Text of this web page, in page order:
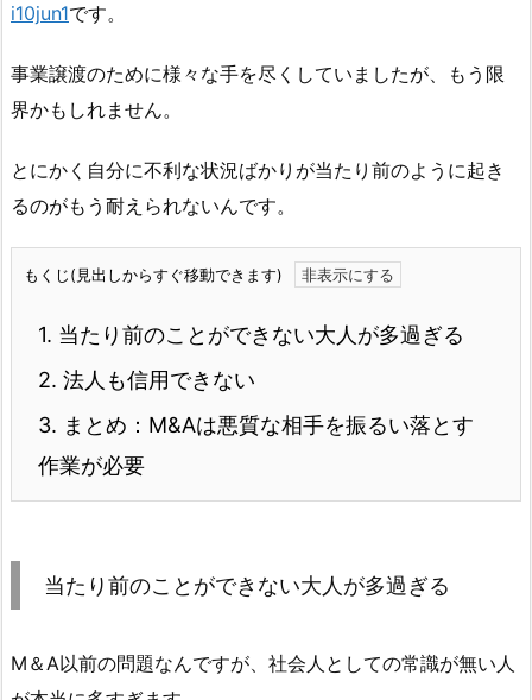
i10jun1です。
事業譲渡のために様々な手を尽くしていましたが、もう限
界かもしれません。
とにかく自分に不利な状況ばかりが当たり前のように起き
るのがもう耐えられないんです。
もくじ(見出しからすぐ移動できます)
1. 当たり前のことができない大人が多過ぎる
2. 法人も信用できない
3. まとめ：M&Aは悪質な相手を振るい落とす
作業が必要
当たり前のことができない大人が多過ぎる
M＆A以前の問題なんですが、社会人としての常識が無い人